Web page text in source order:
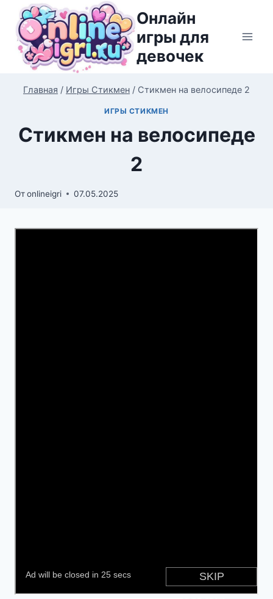
Перейти
содержимому
Онлайн
игры для
девочек
Главная / Игры Стикмен / Стикмен на велосипеде 2
ИГРЫ СТИКМЕН
Стикмен на велосипеде
2
Отonlineigri 07.05.2025